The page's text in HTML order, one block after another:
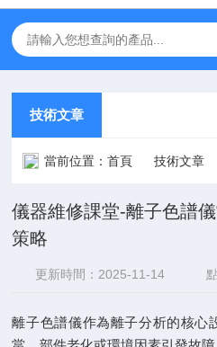
技術文章
當前位置：首頁 技術文章
儀器維修課堂-離子色譜
策略
更新時間：2025-11-14
離子色譜儀作為離子分析的核心